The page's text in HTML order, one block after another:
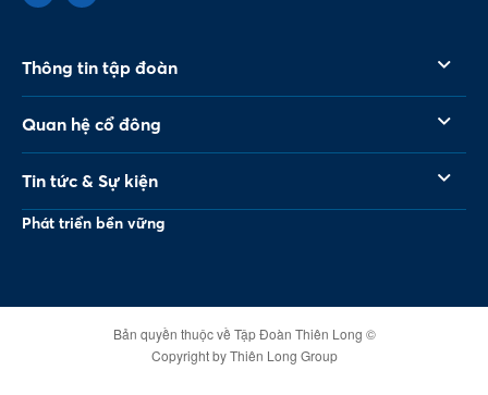
Thông tin tập đoàn
Quan hệ cổ đông
Tin tức & Sự kiện
Phát triển bền vững
Bản quyền thuộc về Tập Đoàn Thiên Long ©
Copyright by Thiên Long Group